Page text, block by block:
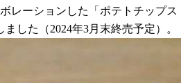
レーションした「ポテトチップ
した（2024年3月末終売予定）。